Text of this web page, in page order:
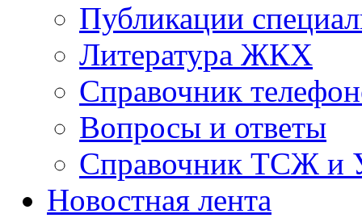
Публикации
Литература ЖКХ
Справочник
Вопросы и ответы
Справочник ТСЖ и
Новостная лента